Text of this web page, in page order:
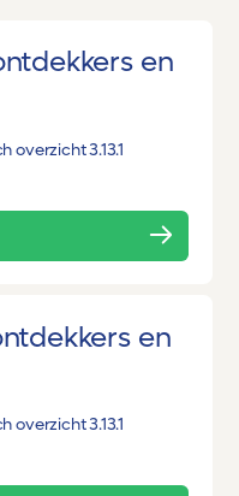
en
overzicht 3.13.1
en
overzicht 3.13.1